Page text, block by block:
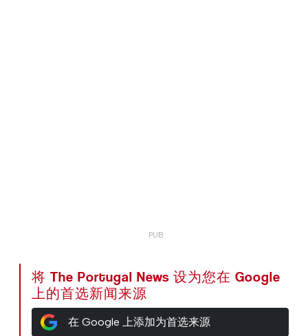
将 The Portugal News 设为您在 Google
上的首选新闻来源
在 Google 上添加为首选来源